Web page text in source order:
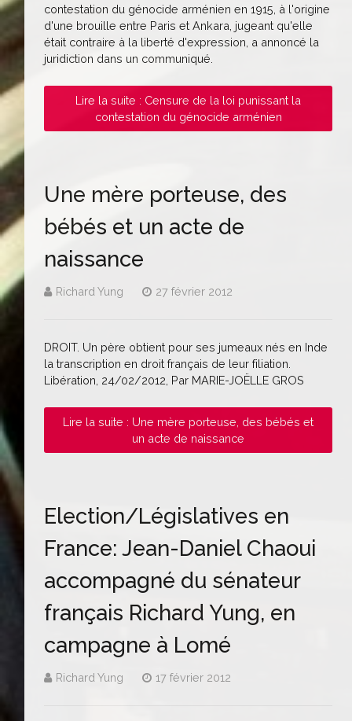
contestation du génocide arménien en 1915, à l'origine
d'une brouille entre Paris et Ankara, jugeant qu'elle
était contraire à la liberté d'expression, a annoncé la
juridiction dans un communiqué.
Lire la suite : Censure de la loi punissant la
contestation du génocide arménien
Une mère porteuse, des
bébés et un acte de
naissance
Richard Yung 27 février 2012
DROIT. Un père obtient pour ses jumeaux nés en Inde
la transcription en droit français de leur filiation.
Libération, 24/02/2012, Par MARIE-JOËLLE GROS
Lire la suite : Une mère porteuse, des bébés et
un acte de naissance
Election/Législatives en
France: Jean-Daniel Chaoui
accompagné du sénateur
français Richard Yung, en
campagne à Lomé
Richard Yung 17 février 2012